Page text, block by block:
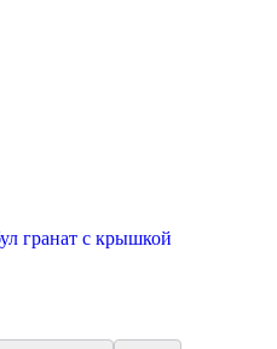
гранат с крышкой